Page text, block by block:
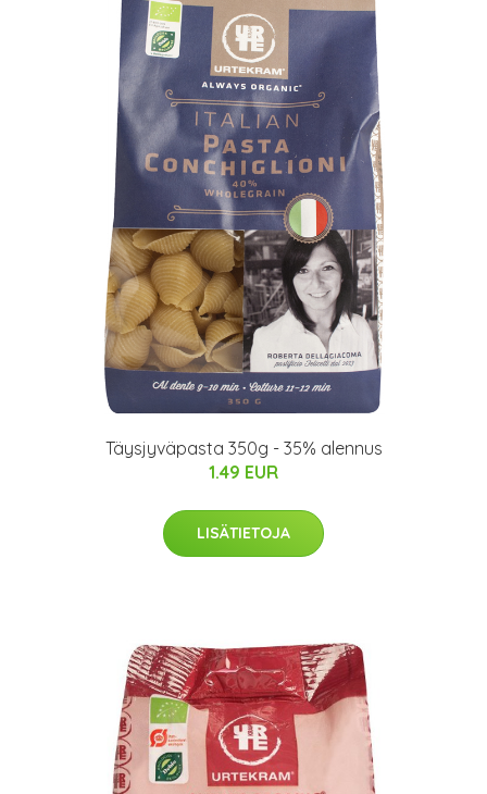
Täysjyväpasta 350g - 35% alennus
1.49 EUR
LISÄTIETOJA